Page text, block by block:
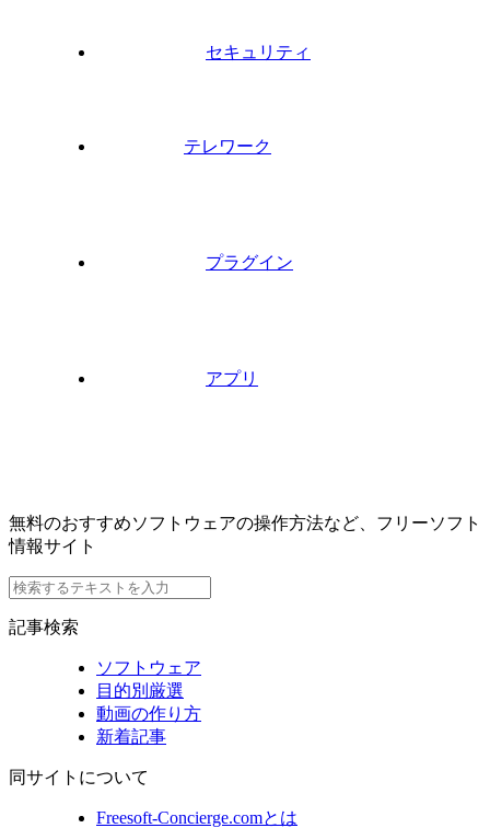
セキュリティ
テレワーク
プラグイン
アプリ
無料のおすすめソフトウェアの操作方法など、フリーソフト
情報サイト
記事検索
ソフトウェア
目的別厳選
動画の作り方
新着記事
同サイトについて
Freesoft-Concierge.comとは